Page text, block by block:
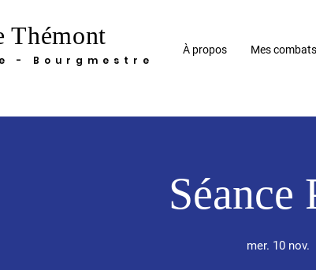
Thémont À propos Mes
- Bourgmestre
Séance
mer. 10 nov.